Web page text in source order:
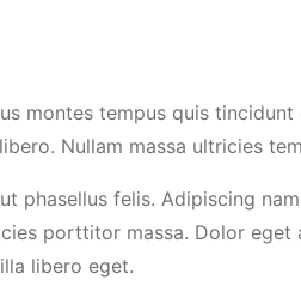
montes tempus quis
Nullam massa ultricies
phasellus felis. Adipiscing
porttitor massa. Dolor eget
libero eget.